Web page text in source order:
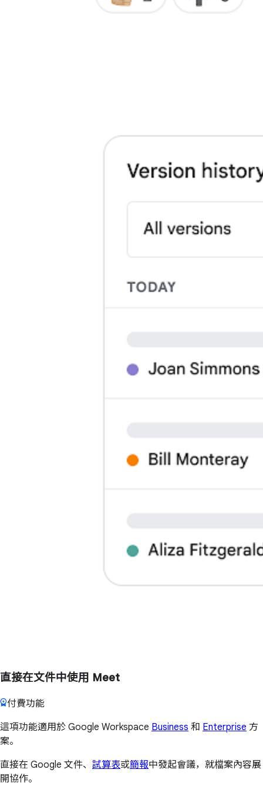
直接在文件中使用 Meet
付費功能
這項功能適用於 Google Workspace Business 和 Enterprise 方
案。
直接在 Google 文件、 試算表或簡報中發起會議，就檔案內容展
開協作。